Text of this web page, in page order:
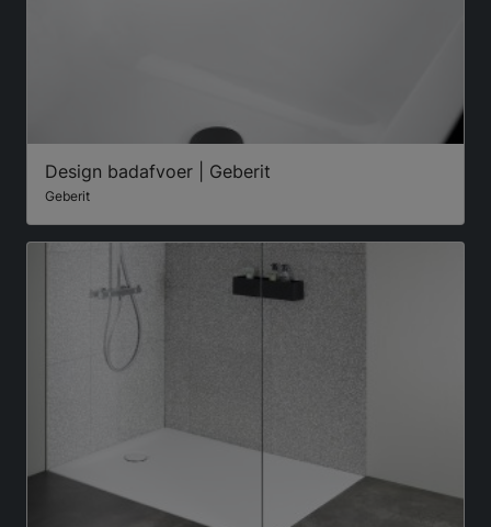
Design badafvoer | Geberit
Geberit